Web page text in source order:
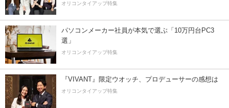
オリコンタイアップ特集
パソコンメーカー社員が本気で選ぶ「10万円台PC3
選」
オリコンタイアップ特集
『VIVANT』限定ウオッチ、プロデューサーの感想は
オリコンタイアップ特集